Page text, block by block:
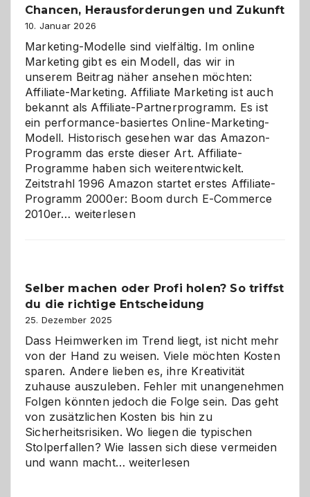
Chancen, Herausforderungen und Zukunft
10. Januar 2026
Marketing-Modelle sind vielfältig. Im online
Marketing gibt es ein Modell, das wir in
unserem Beitrag näher ansehen möchten:
Affiliate-Marketing. Affiliate Marketing ist auch
bekannt als Affiliate-Partnerprogramm. Es ist
ein performance-basiertes Online-Marketing-
Modell. Historisch gesehen war das Amazon-
Programm das erste dieser Art. Affiliate-
Programme haben sich weiterentwickelt.
Zeitstrahl 1996 Amazon startet erstes Affiliate-
Programm 2000er: Boom durch E-Commerce
2010er… Affiliate-
Herausforderungen
und
Zukunft
weiterlesen
Selber machen oder Profi holen? So triffst
du die richtige Entscheidung
25. Dezember 2025
Dass Heimwerken im Trend liegt, ist nicht mehr
von der Hand zu weisen. Viele möchten Kosten
sparen. Andere lieben es, ihre Kreativität
zuhause auszuleben. Fehler mit unangenehmen
Folgen könnten jedoch die Folge sein. Das geht
von zusätzlichen Kosten bis hin zu
Sicherheitsrisiken. Wo liegen die typischen
Stolperfallen? Wie lassen sich diese vermeiden
und wann macht…Selber
weiterlesen